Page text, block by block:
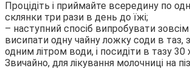
Процідіть і приймайте всередину по
склянки три рази в день до їжі;
– наступний спосіб випробувати зовсім
висипати одну чайну ложку соди в таз,
одним літром води, і посидіти в тазу 30
Звичайно, для лікування молочниці на